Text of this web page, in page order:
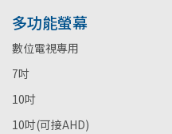
多功能螢幕
數位電視專用
7吋
10吋
10吋(可接AHD)